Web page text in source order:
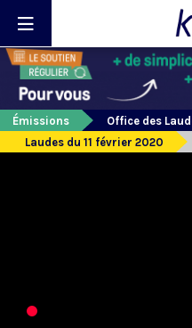
Émissions
Office des
Laudes du 11 février 2020